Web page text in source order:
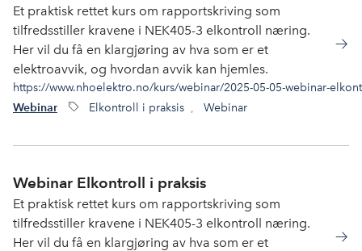
Et praktisk rettet kurs om rapportskriving som
tilfredsstiller kravene i NEK405-3 elkontroll næring.
Her vil du få en klargjøring av hva som er et
elektroavvik, og hvordan avvik kan hjemles.
https://www.nhoelektro.no/kurs/webinar/2025-05-05-webinar-
Webinar Elkontroll i praksis , Webinar
Webinar Elkontroll i praksis
Et praktisk rettet kurs om rapportskriving som
tilfredsstiller kravene i NEK405-3 elkontroll næring.
Her vil du få en klargjøring av hva som er et